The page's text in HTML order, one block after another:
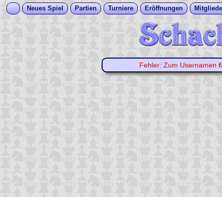
Neues Spiel Partien Turniere Eröffnungen
Fehler: Zum Usernamen